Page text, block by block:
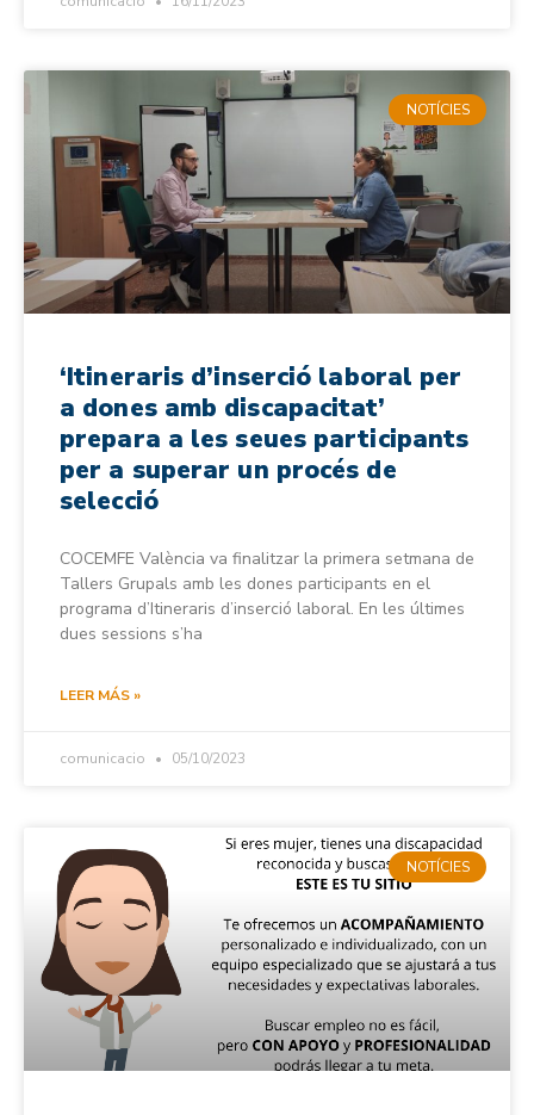
NOTÍCIES
‘Itineraris d’inserció laboral per
a dones amb discapacitat’
prepara a les seues participants
per a superar un procés de
selecció
COCEMFE València va finalitzar la primera setmana de
Tallers Grupals amb les dones participants en el
programa d’Itineraris d’inserció laboral. En les últimes
dues sessions s’ha
LEER MÁS »
comunicacio 05/10/2023
NOTÍCIES